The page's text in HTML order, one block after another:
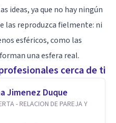
ideas, ya que no hay ningún
las reproduzca fielmente: ni
esféricos, como las
una esfera real.
cerca de ti
Jimenez Duque
- RELACION DE PAREJA Y